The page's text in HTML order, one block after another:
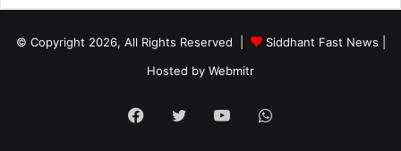
© Copyright 2026, All Rights Reserved | Siddhant Fast News
Hosted by Webmitr
Facebook
Twitter YouTubeWhatsApp